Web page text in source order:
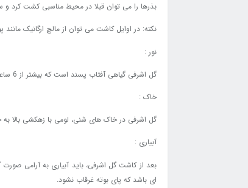
بذرها را می توان قبلا در محیط مناسبی کشت کرد
نکته: در اوایل کاشت می توان از مالچ ارگانیک
نور :
گل اشرفی گیاهی آفتاب پسند است که بیشتر از 6 ساعت به نور مستقیم نیاز دارد، اما قسمت هایی که سایه اندکی داشته باشند را نیز تحمل می کند.
خاک :
گل اشرفی در خاک های شنی، لومی با زهکشی بالا به
آبیاری :
بعد از کاشت گل اشرفی، باید آبیاری به آرامی
ای باشد که پای بوته غرقاب نشود.